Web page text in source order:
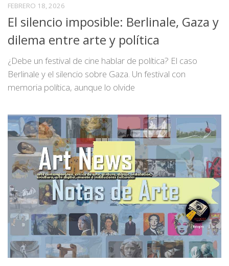
FEBRERO 18, 2026
El silencio imposible: Berlinale, Gaza y
dilema entre arte y política
¿Debe un festival de cine hablar de política? El caso
Berlinale y el silencio sobre Gaza. Un festival con
memoria política, aunque lo olvide